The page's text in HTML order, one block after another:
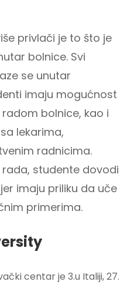
privlači je to što je
bolnice. Svi
se unutar
imaju mogućnost
bolnice, kao i
lekarima,
radnicima.
studente dovodi
imaju priliku da uče
primerima.
centar je 3.u Italiji, 27.